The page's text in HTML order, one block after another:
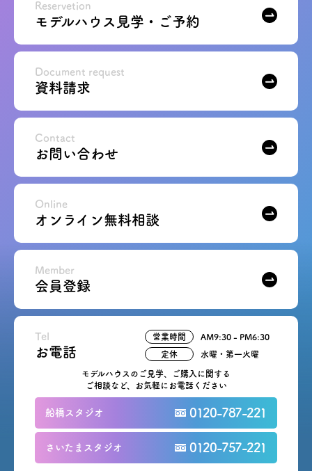
SDGs
プライバシーポリシー
モデルハウス見学・ご予約
お問い合わせ
オンライン無料相談
お電話
船橋スタジオ 0120-787-221
公式アカウント
モデルハウス見学・ご予約
Reservetion
資料請求
Document request
お問い合わせ
Contact
オンライン無料相談
Online
会員登録
Member
Tel
お電話
モデルハウスのご見学、ご購入に関する
ご相談など、お気軽にお電話ください
船橋スタジオ 0120-787-221
さいたまスタジオ 0120-757-221
営業時間 AM9:30 - PM6:30
定休 水曜・第一火曜